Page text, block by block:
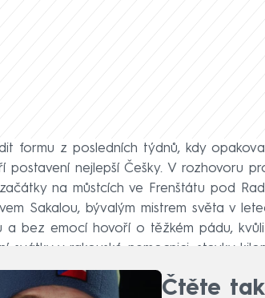
formu z posledních týdnů, kdy
postavení nejlepší Češky. V rozhovoru
na můstcích ve Frenštátu pod
Sakalou, bývalým mistrem světa v
a bez emocí hovoří o těžkém pádu,
svátky v rakouské nemocnici, stovky
Čtěte